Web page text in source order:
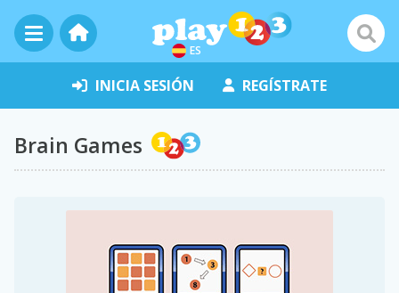
ES
INICIA SESIÓN REGÍSTRATE
Brain Games